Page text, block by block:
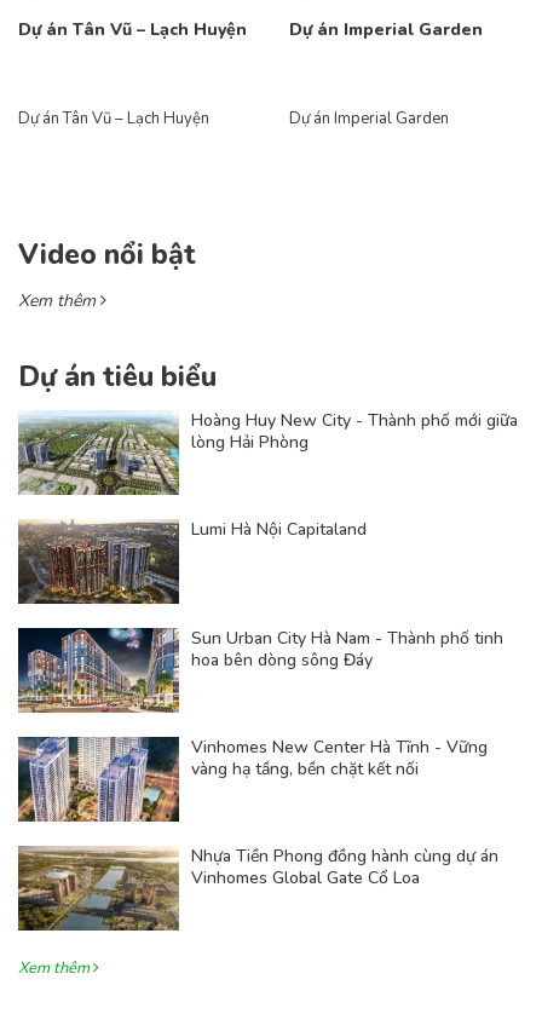
Dự án Tân Vũ – Lạch Huyện
Dự án Tân Vũ – Lạch Huyện
Dự án Imperial Garden
Dự án Imperial Garden
Video nổi bật
Xem thêm
Dự án tiêu biểu
Hoàng Huy New City - Thành phố mới giữa
lòng Hải Phòng
Lumi Hà Nội Capitaland
Sun Urban City Hà Nam - Thành phố tinh
hoa bên dòng sông Đáy
Vinhomes New Center Hà Tĩnh - Vững
vàng hạ tầng, bền chặt kết nối
Nhựa Tiền Phong đồng hành cùng dự án
Vinhomes Global Gate Cổ Loa
Xem thêm